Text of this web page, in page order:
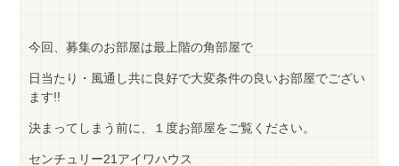
今回、募集のお部屋は最上階の角部屋で
日当たり・風通し共に良好で大変条件の良いお部屋でござい
ます!!
決まってしまう前に、１度お部屋をご覧ください。
センチュリー21アイワハウス